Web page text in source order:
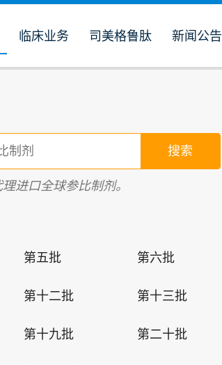
临床业务 司美格鲁肽 新闻公告
进口全球参比制剂。
第五批 第六批
第十二批 第十三批
第十九批 第二十批